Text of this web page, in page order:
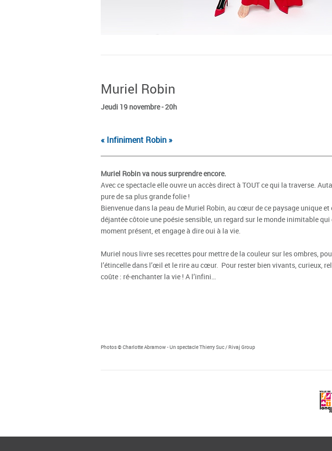
Muriel Robin
Jeudi 19 novembre - 20h
« Infiniment Robin »
Muriel Robin va nous surprendre encore.
Avec ce spectacle elle ouvre un accès direct à TOUT ce qui la traverse.
pure de sa plus grande folie !
Bienvenue dans la peau de Muriel Robin, au cœur de ce paysage unique
déjantée côtoie une poésie sensible, un regard sur le monde inimitable
moment présent, et engage à dire oui à la vie.
Muriel nous livre ses recettes pour mettre de la couleur sur les ombres,
l’étincelle dans l’œil et le rire au cœur. Pour rester bien vivants, curieux,
coûte : ré-enchanter la vie ! A l’infini…
Photos © Charlotte Abramow - Un spectacle Thierry Suc / Rivaj Group